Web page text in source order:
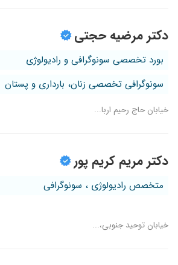
دکتر مرضیه حجتی
بورد تخصصی سونوگرافی و رادیولوژی
سونوگرافی تخصصی زنان، بارداری و پستان
خیابان حاج رحیم اربا...
دکتر مریم کریم پور
متخصص رادیولوژی ، سونوگرافی
خیابان توحید جنوبی،...